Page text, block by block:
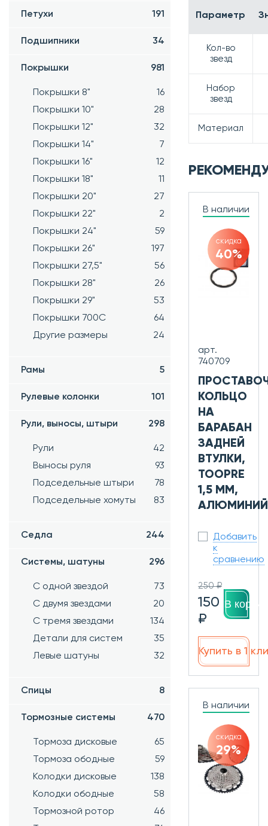
Петухи 191
Подшипники 34
Покрышки 981
Покрышки 8"
16
Покрышки 10"
28
Покрышки 12"
32
Покрышки 14"
7
Покрышки 16"
12
Покрышки 18"
11
Покрышки 20"
27
Покрышки 22"
2
Покрышки 24"
59
Покрышки 26"
197
Покрышки 27,5"
56
Покрышки 28"
26
Покрышки 29"
53
Покрышки 700C
64
Другие размеры
24
Рамы 5
Рулевые колонки 101
Рули, выносы, штыри 298
Рули
42
Выносы руля
93
Подседельные штыри
78
Подседельные хомуты
83
Седла 244
Системы, шатуны 296
С одной звездой
73
С двумя звездами
20
С тремя звездами
134
Детали для систем
35
Левые шатуны
32
Спицы 8
Тормозные системы 470
Тормоза дисковые
65
Тормоза ободные
59
Колодки дисковые
138
Колодки ободные
58
Тормозной ротор
46
Параметр
Кол-во
звезд
Набор
звезд
Материал
В наличии
скидка
40%
арт.
740709
КОЛЬЦО
НА
БАРАБАН
ЗАДНЕЙ
ВТУЛКИ,
TOOPRE
1,5 ММ,
АЛЮМИНИЙ
Добавить
к
сравнению
250 ₽
150
₽
В
Купить в 1
В наличии
скидка
29%